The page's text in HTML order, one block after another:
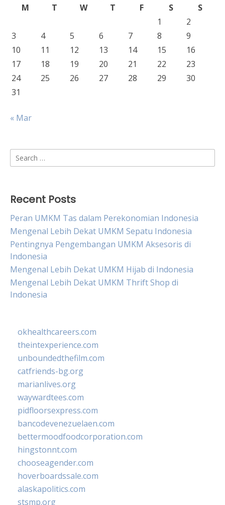
M
T W T F S
S
1
2
3
4 5 6 7 8
9
10
11 12 13 14 15
16
17
18 19 20 21 22
23
24
25 26 27 28 29
30
31
« Mar
Search
for:
Recent Posts
Peran UMKM Tas dalam Perekonomian Indonesia
Mengenal Lebih Dekat UMKM Sepatu Indonesia
Pentingnya Pengembangan UMKM Aksesoris di
Indonesia
Mengenal Lebih Dekat UMKM Hijab di Indonesia
Mengenal Lebih Dekat UMKM Thrift Shop di
Indonesia
okhealthcareers.com
theintexperience.com
unboundedthefilm.com
catfriends-bg.org
marianlives.org
waywardtees.com
pidfloorsexpress.com
bancodevenezuelaen.com
bettermoodfoodcorporation.com
hingstonnt.com
chooseagender.com
hoverboardssale.com
alaskapolitics.com
stsmp.org